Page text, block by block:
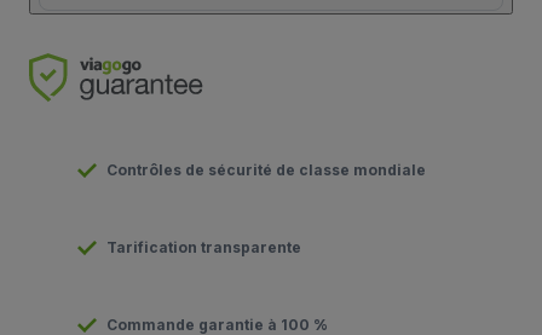
Contrôles de sécurité de classe mondiale
Tarification transparente
Commande garantie à 100 %